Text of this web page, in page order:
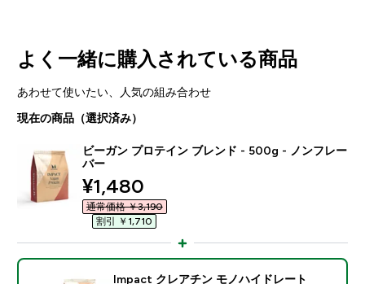
よく一緒に購入されている商品
あわせて使いたい、人気の組み合わせ
現在の商品（選択済み）
ビーガン プロテイン ブレンド - 500g - ノンフレー
バー
discounted price
¥1,480‎
通常価格 ￥3,190‎
割引 ￥1,710‎
Impact クレアチン モノハイドレート